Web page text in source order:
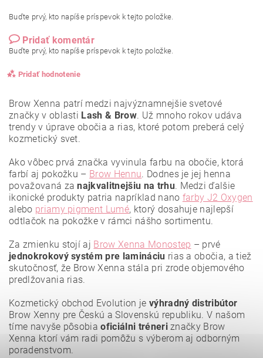
Buďte prvý, kto napíše príspevok k tejto položke.
Pridať komentár
Buďte prvý, kto napíše príspevok k tejto položke.
Pridať hodnotenie
Vložením hodnotenie súhlasíte spodmienkami ochrany
osobných údajov.
Brow Xenna patrí medzi najvýznamnejšie svetové
značky v oblasti Lash & Brow. Už mnoho rokov udáva
trendy v úprave obočia a rias, ktoré potom preberá celý
kozmetický svet.
Ako vôbec prvá značka vyvinula farbu na obočie, ktorá
farbí aj pokožku – Brow Hennu. Dodnes je jej henna
považovaná zanajkvalitnejšiu na trhu. Medzi ďalšie
ikonické produkty patria napríklad nano farby J2 Oxygen
alebo priamy pigment Lumé, ktorý dosahuje najlepší
odtlačok na pokožke v rámci nášho sortimentu.
Za zmienku stojí aj Brow Xenna Monostep – prvé
jednokrokový systém pre lamináciu rias a obočia, a tiež
skutočnosť, že Brow Xenna stála pri zrode objemového
predlžovania rias.
Kozmetický obchod Evolution je výhradný distribútor
Brow Xenny pre Českú a Slovenskú republiku. V našom
tíme navyše pôsobiaoficiálni tréneriznačky Brow
Xenna ktorí vám radi pomôžu s výberom aj odborným
poradenstvom.